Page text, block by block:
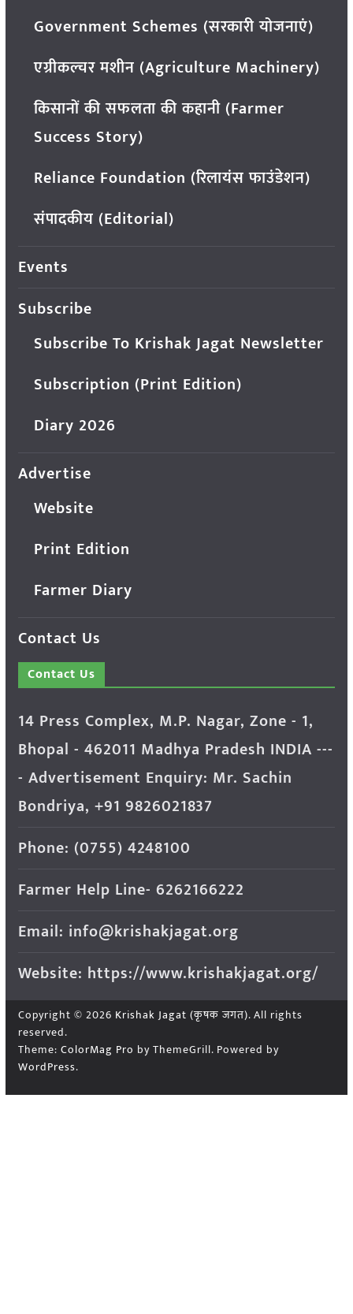
Government Schemes (सरकारी योजनाएं)
एग्रीकल्चर मशीन (Agriculture Machinery)
किसानों की सफलता की कहानी (Farmer
Success Story)
Reliance Foundation (रिलायंस फाउंडेशन)
संपादकीय (Editorial)
Events
Subscribe
Subscribe To Krishak Jagat Newsletter
Subscription (Print Edition)
Diary 2026
Advertise
Website
Print Edition
Farmer Diary
Contact Us
Contact Us
14 Press Complex, M.P. Nagar, Zone - 1,
Bhopal - 462011 Madhya Pradesh INDIA ---
- Advertisement Enquiry: Mr. Sachin
Bondriya, +91 9826021837
Phone: (0755) 4248100
Farmer Help Line- 6262166222
Email: info@krishakjagat.org
Website: https://www.krishakjagat.org/
Copyright © 2026 Krishak Jagat (कृषक जगत). All rights
reserved.
Theme: ColorMag Pro by ThemeGrill. Powered by
WordPress.